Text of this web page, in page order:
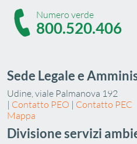
Numero verde
800.520.406
Sede Legale e
Udine, viale Palmanova 192
| Contatto PEO | Contatto PEC
Mappa
Divisione servizi